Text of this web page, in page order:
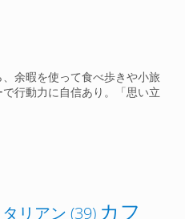
余暇を使って食べ歩きや小旅
行動力に自信あり。「思い立
リアン (39) カフ